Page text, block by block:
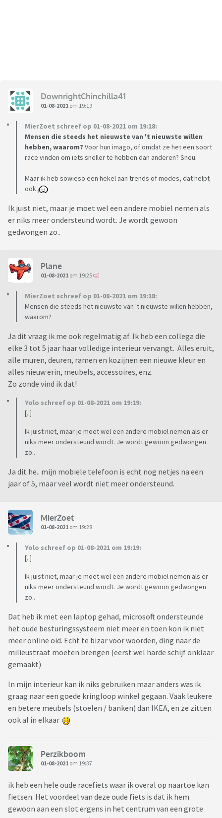
DownrightChinchilla41
01-08-2021 om 19:19
MierZoet schreef op 01-08-2021 om 19:18:
Mensen die steeds het nieuwste van 't nieuwste willen
hebben, waarom? Voor hun imago, of omdat ze het een soort
race vinden om iets sneller te hebben dan anderen? Sneu.
Maar ik heb sowieso een hekel aan trends of modes, dat helpt
ook
Ik juist niet, maar je moet wel een andere mobiel nemen als
er niks meer ondersteund wordt. Je wordt gewoon
gedwongen zo..
Plane
01-08-2021 om 19:25
MierZoet schreef op 01-08-2021 om 19:18:
Mensen die steeds het nieuwste van 't nieuwste willen hebben,
waarom?
Ja dit vraag ik me ook regelmatig af. Ik heb een collega die
elke 3 tot 5 jaar haar volledige interieur vervangt. Alles eruit,
alle muren, deuren, ramen en kozijnen een nieuwe kleur en
alles nieuw erin, meubels, accessoires, enz.
Zo zonde vind ik dat!
Yolo schreef op 01-08-2021 om 19:19:
[..]
Ik juist niet, maar je moet wel een andere mobiel nemen als er
niks meer ondersteund wordt. Je wordt gewoon gedwongen
zo..
Ja dit he.. mijn mobiele telefoon is echt nog netjes na een
jaar of 5, maar veel wordt niet meer ondersteund.
MierZoet
01-08-2021 om 19:28
Yolo schreef op 01-08-2021 om 19:19:
[..]
Ik juist niet, maar je moet wel een andere mobiel nemen als er
niks meer ondersteund wordt. Je wordt gewoon gedwongen
zo..
Dat heb ik met een laptop gehad, microsoft ondersteunde
het oude besturingssysteem niet meer en toen kon ik niet
meer online oid. Echt te bizar voor woorden, ding naar de
milieustraat moeten brengen (eerst wel harde schijf onklaar
gemaakt)
In mijn interieur kan ik niks gebruiken maar anders was ik
graag naar een goede kringloop winkel gegaan. Vaak leukere
en betere meubels (stoelen / banken) dan IKEA, en ze zitten
ook al in elkaar
Perzikboom
01-08-2021 om 19:37
ik heb een hele oude racefiets waar ik overal op naartoe kan
fietsen. Het voordeel van deze oude fiets is dat ik hem
gewoon aan een slot ergens in het centrum van een grote